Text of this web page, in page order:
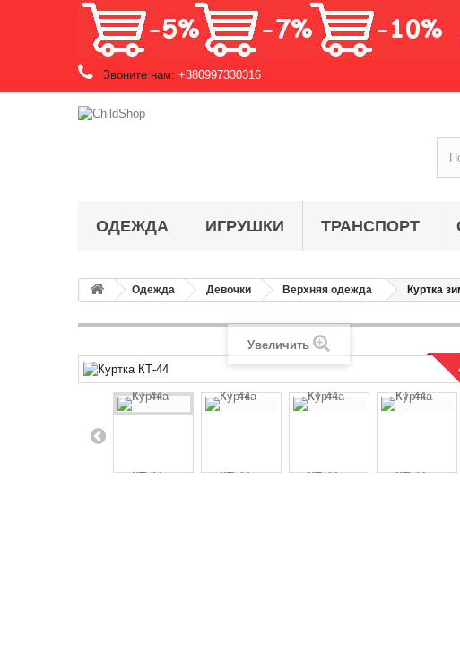
Звоните нам: +380997330316
ОДЕЖДА ИГРУШКИ ТРАНСПОРТ
Одежда Девочки Верхняя одежда Куртка
Увеличить